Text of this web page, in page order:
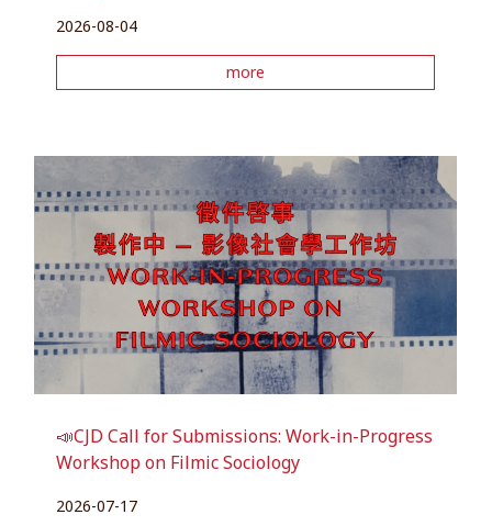
2026-08-04
more
📣CJD Call for Submissions: Work-in-Progress
Workshop on Filmic Sociology
2026-07-17